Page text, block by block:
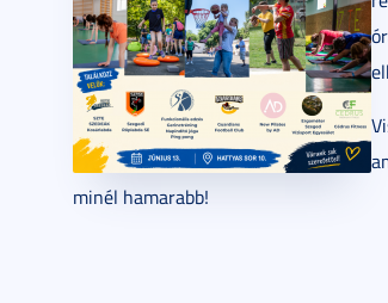
minél hamarabb!